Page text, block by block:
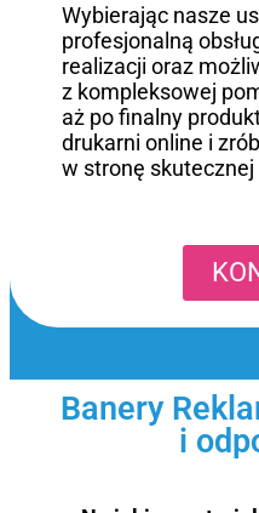
Wybierając nasze
profesjonalną
realizacji oraz
z kompleksowej
aż po finalny
drukarni online i
w stronę
Banery
i